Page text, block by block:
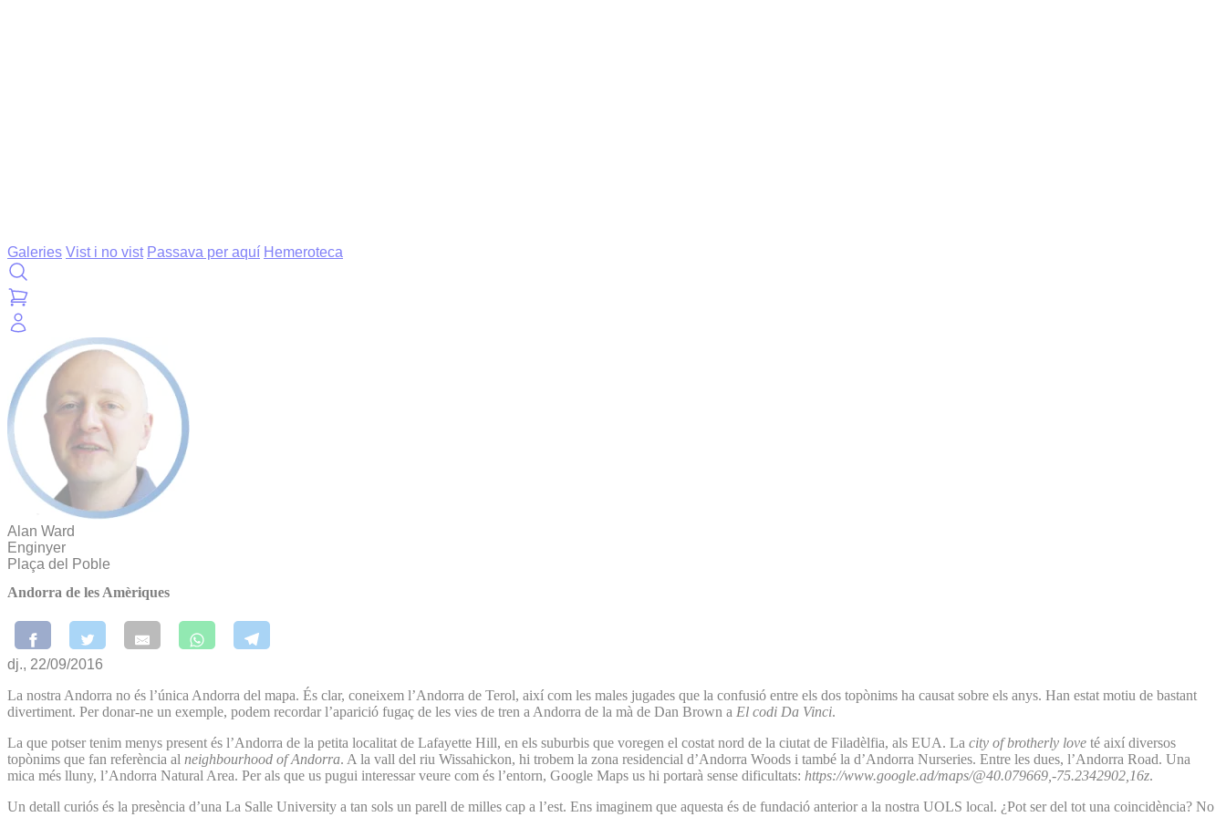
Galeries Vist i no vist Passava per aquí Hemeroteca
Alan Ward
Enginyer
Plaça del Poble
Andorra de les Amèriques
dj., 22/09/2016
La nostra Andorra no és l’única Andorra del mapa. És clar, coneixem l’Andorra de Terol, així com les males jugades que la confusió entre els dos topònims ha causat sobre els anys. Han estat motiu de bastant
divertiment. Per donar-ne un exemple, podem recordar l’aparició fugaç de les vies de tren a Andorra de la mà de Dan Brown a El codi Da Vinci.
La que potser tenim menys present és l’Andorra de la petita localitat de Lafayette Hill, en els suburbis que voregen el costat nord de la ciutat de Filadèlfia, als EUA. La city of brotherly love té així diversos
topònims que fan referència al neighbourhood of Andorra. A la vall del riu Wissahickon, hi trobem la zona residencial d’Andorra Woods i també la d’Andorra Nurseries. Entre les dues, l’Andorra Road. Una
mica més lluny, l’Andorra Natural Area. Per als que us pugui interessar veure com és l’entorn, Google Maps us hi portarà sense dificultats: https://www.google.ad/maps/@40.079669,-75.2342902,16z.
Un detall curiós és la presència d’una La Salle University a tan sols un parell de milles cap a l’est. Ens imaginem que aquesta és de fundació anterior a la nostra UOLS local. ¿Pot ser del tot una coincidència? No